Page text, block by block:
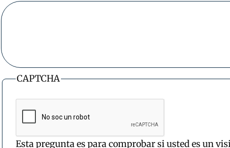
CAPTCHA
Esta pregunta es para comprobar si usted es un